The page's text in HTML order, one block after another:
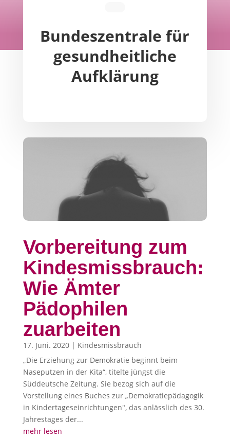
Bundeszentrale für
gesundheitliche
Aufklärung
Vorbereitung zum
Kindesmissbrauch:
Wie Ämter
Pädophilen
zuarbeiten
17. Juni. 2020| Kindesmissbrauch
„Die Erziehung zur Demokratie beginnt beim
Naseputzen in der Kita“, titelte jüngst die
Süddeutsche Zeitung. Sie bezog sich auf die
Vorstellung eines Buches zur „Demokratiepädagogik
in Kindertageseinrichtungen", das anlässlich des 30.
Jahrestages der...
mehr lesen